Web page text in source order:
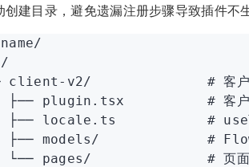
创建目录，避免遗漏注册步骤导致插件不
client-v2/
# 客户
├──
plugin.tsx
# 客户
├──
locale.ts
#
├──
models/
#
└──
pages/
# 页面